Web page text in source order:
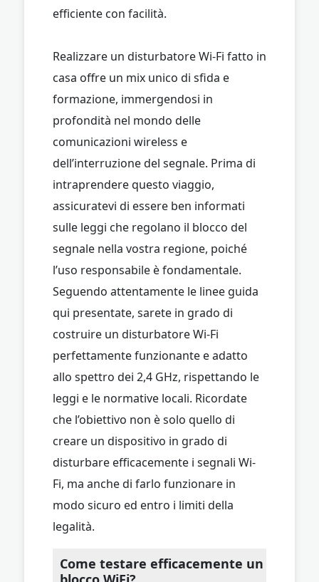
efficiente con facilità.
Realizzare un disturbatore Wi-Fi fatto in
casa offre un mix unico di sfida e
formazione, immergendosi in
profondità nel mondo delle
comunicazioni wireless e
dell’interruzione del segnale. Prima di
intraprendere questo viaggio,
assicuratevi di essere ben informati
sulle leggi che regolano il blocco del
segnale nella vostra regione, poiché
l’uso responsabile è fondamentale.
Seguendo attentamente le linee guida
qui presentate, sarete in grado di
costruire un disturbatore Wi-Fi
perfettamente funzionante e adatto
allo spettro dei 2,4 GHz, rispettando le
leggi e le normative locali. Ricordate
che l’obiettivo non è solo quello di
creare un dispositivo in grado di
disturbare efficacemente i segnali Wi-
Fi, ma anche di farlo funzionare in
modo sicuro ed entro i limiti della
legalità.
Come testare efficacemente un